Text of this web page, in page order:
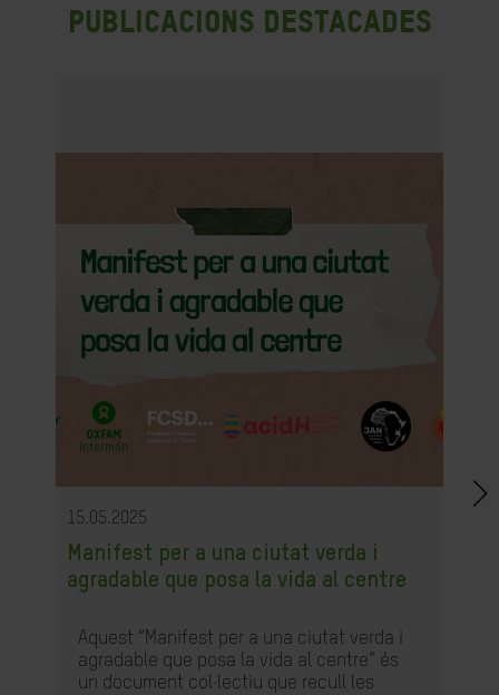
Publicacions destacades
15.05.2025
Manifest per a una ciutat verda i
agradable que posa la vida al centre
Aquest “Manifest per a una ciutat verda i
agradable que posa la vida al centre” és
un document col·lectiu que recull les